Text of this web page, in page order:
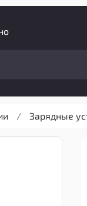
Зарядные